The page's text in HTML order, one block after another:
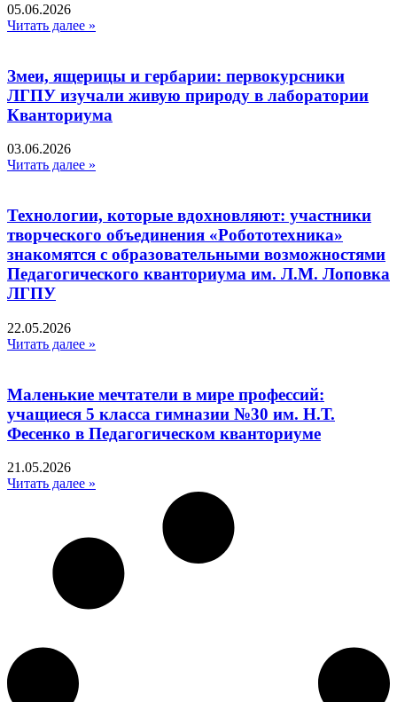
05.06.2026
Читать далее »
Змеи, ящерицы и гербарии: первокурсники
ЛГПУ изучали живую природу в лаборатории
Кванториума
03.06.2026
Читать далее »
Технологии, которые вдохновляют: участники
творческого объединения «Робототехника»
знакомятся с образовательными возможностями
Педагогического кванториума им. Л.М. Лоповка
ЛГПУ
22.05.2026
Читать далее »
Маленькие мечтатели в мире профессий:
учащиеся 5 класса гимназии №30 им. Н.Т.
Фесенко в Педагогическом кванториуме
21.05.2026
Читать далее »